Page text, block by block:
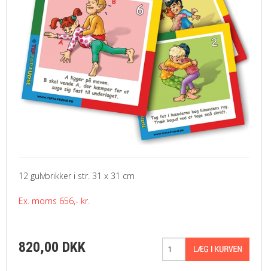
12 gulvbrikker i str. 31 x 31 cm
Ex. moms 656,- kr.
820,00 DKK